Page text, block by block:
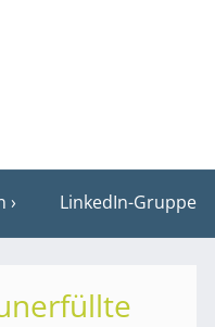
LinkedIn-Gruppe